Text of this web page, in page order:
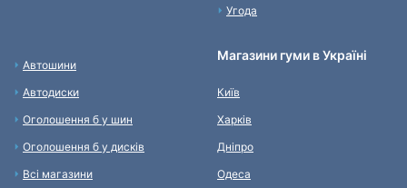
Угода
Автошини
Автодиски
Оголошення б у шин
Оголошення б у дисків
Всі магазини
Магазини гуми в Україні
Київ
Харків
Дніпро
Одеса